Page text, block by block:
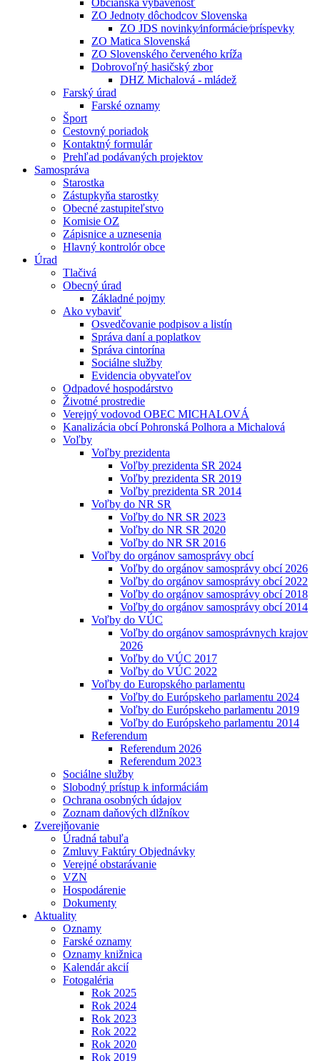
Občianska vybavenosť
ZO Jednoty dôchodcov Slovenska
ZO JDS novinky⁄informácie⁄príspevky
ZO Matica Slovenská
ZO Slovenského červeného kríža
Dobrovoľný hasičský zbor
DHZ Michalová - mládež
Farský úrad
Farské oznamy
Šport
Cestovný poriadok
Kontaktný formulár
Prehľad podávaných projektov
Samospráva
Starostka
Zástupkyňa starostky
Obecné zastupiteľstvo
Komisie OZ
Zápisnice a uznesenia
Hlavný kontrolór obce
Úrad
Tlačivá
Obecný úrad
Základné pojmy
Ako vybaviť
Osvedčovanie podpisov a listín
Správa daní a poplatkov
Správa cintorína
Sociálne služby
Evidencia obyvateľov
Odpadové hospodárstvo
Životné prostredie
Verejný vodovod OBEC MICHALOVÁ
Kanalizácia obcí Pohronská Polhora a Michalová
Voľby
Voľby prezidenta
Voľby prezidenta SR 2024
Voľby prezidenta SR 2019
Voľby prezidenta SR 2014
Voľby do NR SR
Voľby do NR SR 2023
Voľby do NR SR 2020
Voľby do NR SR 2016
Voľby do orgánov samosprávy obcí
Voľby do orgánov samosprávy obcí 2026
Voľby do orgánov samosprávy obcí 2022
Voľby do orgánov samosprávy obcí 2018
Voľby do orgánov samosprávy obcí 2014
Voľby do VÚC
Voľby do orgánov samosprávnych krajov
2026
Voľby do VÚC 2017
Voľby do VÚC 2022
Voľby do Europského parlamentu
Voľby do Európskeho parlamentu 2024
Voľby do Európskeho parlamentu 2019
Voľby do Európskeho parlamentu 2014
Referendum
Referendum 2026
Referendum 2023
Sociálne služby
Slobodný prístup k informáciám
Ochrana osobných údajov
Zoznam daňových dlžníkov
Zverejňovanie
Úradná tabuľa
Zmluvy Faktúry Objednávky
Verejné obstarávanie
VZN
Hospodárenie
Dokumenty
Aktuality
Oznamy
Farské oznamy
Oznamy knižnica
Kalendár akcií
Fotogaléria
Rok 2025
Rok 2024
Rok 2023
Rok 2022
Rok 2020
Rok 2019